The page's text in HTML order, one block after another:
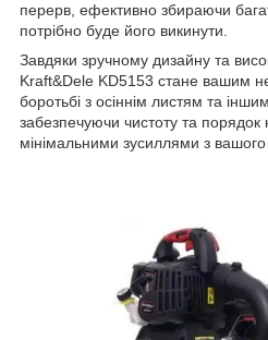
перерв, ефективно збираючи
потрібно буде його викинути.
Завдяки зручному дизайну та
Kraft&Dele KD5153 стане вашим
боротьбі з осіннім листям та
забезпечуючи чистоту та порядок
мінімальними зусиллями з вашого